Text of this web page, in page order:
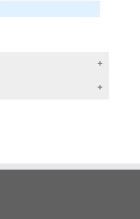
习惯，相信大家已经有
金融业产生的影响，最
准备。